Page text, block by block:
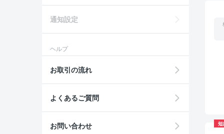
通知設定
ヘルプ
お取引の流れ
よくあるご質問
お問い合わせ